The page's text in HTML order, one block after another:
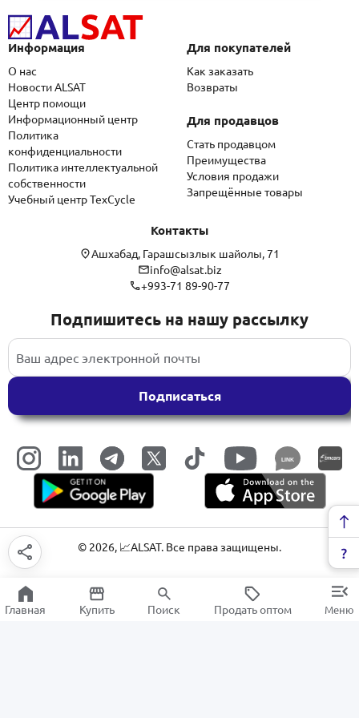
Информация
О нас
Новости ALSAT
Центр помощи
Информационный центр
Политика
конфиденциальности
Политика интеллектуальной
собственности
Учебный центр TexCycle
Для покупателей
Как заказать
Возвраты
Для продавцов
Стать продавцом
Преимущества
Условия продажи
Запрещённые товары
Контакты
Ашхабад, Гарашсызлык шайолы, 71
info@alsat.biz
+993-71 89-90-77
Подпишитесь на нашу рассылку
Подписаться
LINK
© 2026, 📈ALSAT. Все права защищены.
Главная Купить Поиск Продать оптом Меню